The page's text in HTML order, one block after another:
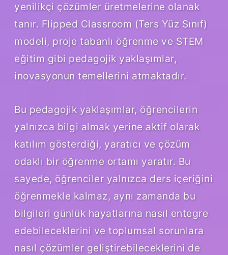
yenilikçi çözümler üretmelerine olanak
tanır. Flipped Classroom (Ters Yüz Sınıf)
modeli, proje tabanlı öğrenme ve STEM
eğitim gibi pedagojik yaklaşımlar,
inovasyonun temellerini atmaktadır.
Bu pedagojik yaklaşımlar, öğrencilerin
yalnızca bilgi almak yerine aktif olarak
katılım gösterdiği, yaratıcı ve çözüm
odaklı bir öğrenme ortamı yaratır. Bu
sayede, öğrenciler yalnızca ders içeriğini
öğrenmekle kalmaz, aynı zamanda bu
bilgileri günlük hayatlarına nasıl entegre
edebileceklerini ve toplumsal sorunlara
nasıl çözümler geliştirebileceklerini de